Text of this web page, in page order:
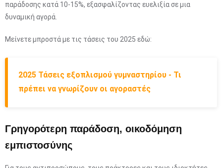
παράδοσης κατά 10-15%, εξασφαλίζοντας ευελιξία σε μια
δυναμική αγορά.
Μείνετε μπροστά με τις τάσεις του 2025 εδώ:
2025 Τάσεις εξοπλισμού γυμναστηρίου - Τι
πρέπει να γνωρίζουν οι αγοραστές
Γρηγορότερη παράδοση, οικοδόμηση
εμπιστοσύνης